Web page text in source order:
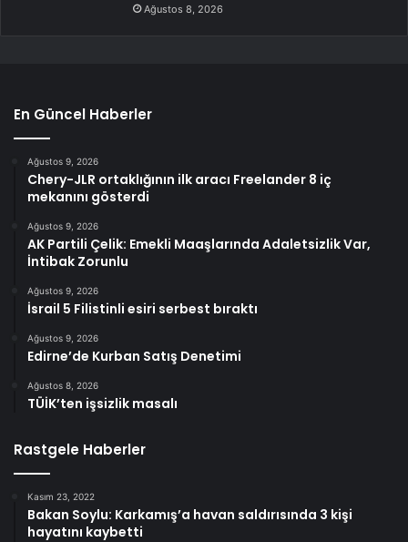
Ağustos 8, 2026
En Güncel Haberler
Ağustos 9, 2026
Chery-JLR ortaklığının ilk aracı Freelander 8 iç
mekanını gösterdi
Ağustos 9, 2026
AK Partili Çelik: Emekli Maaşlarında Adaletsizlik Var,
İntibak Zorunlu
Ağustos 9, 2026
İsrail 5 Filistinli esiri serbest bıraktı
Ağustos 9, 2026
Edirne’de Kurban Satış Denetimi
Ağustos 8, 2026
TÜİK’ten işsizlik masalı
Rastgele Haberler
Kasım 23, 2022
Bakan Soylu: Karkamış’a havan saldırısında 3 kişi
hayatını kaybetti